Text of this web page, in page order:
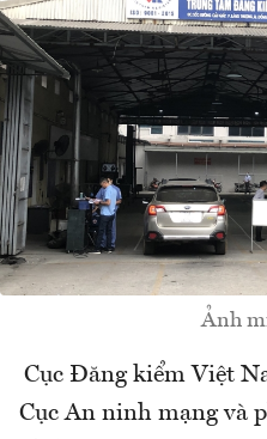
Ảnh
Cục Đăng kiểm Việt
Cục An ninh mạng và